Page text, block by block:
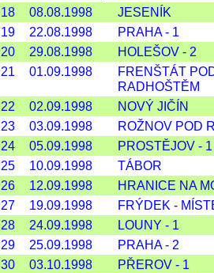
18
08.08.1998
JESENÍK
19
22.08.1998
PRAHA - 1
20
29.08.1998
HOLEŠOV - 2
21
01.09.1998
FRENŠTÁT
RADHOŠTĚM
22
02.09.1998
NOVÝ JIČÍN
23
03.09.1998
ROŽNOV POD
24
05.09.1998
PROSTĚJOV - 1
25
10.09.1998
TÁBOR
26
12.09.1998
HRANICE NA
27
19.09.1998
FRÝDEK -
28
24.09.1998
LOUNY - 1
29
25.09.1998
PRAHA - 2
30
03.10.1998
PŘEROV - 1